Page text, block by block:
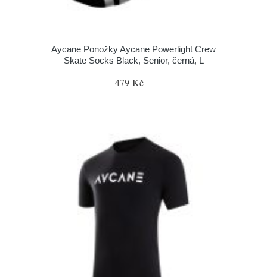
Aycane Ponožky Aycane Powerlight Crew
Skate Socks Black, Senior, černá, L
479 Kč